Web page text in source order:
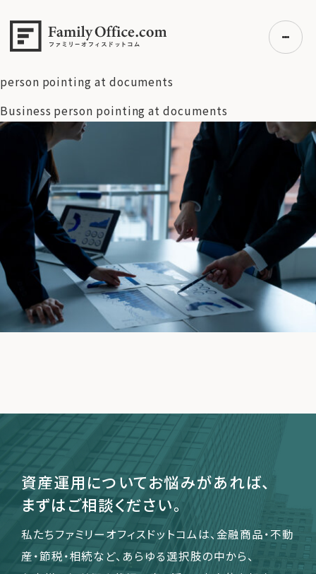
初めての方へ
ご利用の流れ・プラン
事例紹介
エキスパート一覧
無料講座
コラム
利用者の声
無料ご相談 ログイン
関連書籍
メールマガジン登録
よくある質問
談】資産管理と資産運用は何が違うのでしょうか？本当に資産
person pointing at documents
Business person pointing at documents
資産運用についてお悩みがあれば、
まずはご相談ください。
私たちファミリーオフィスドットコムは、金融商品・不動
産・節税・相続など、あらゆる選択肢の中から、